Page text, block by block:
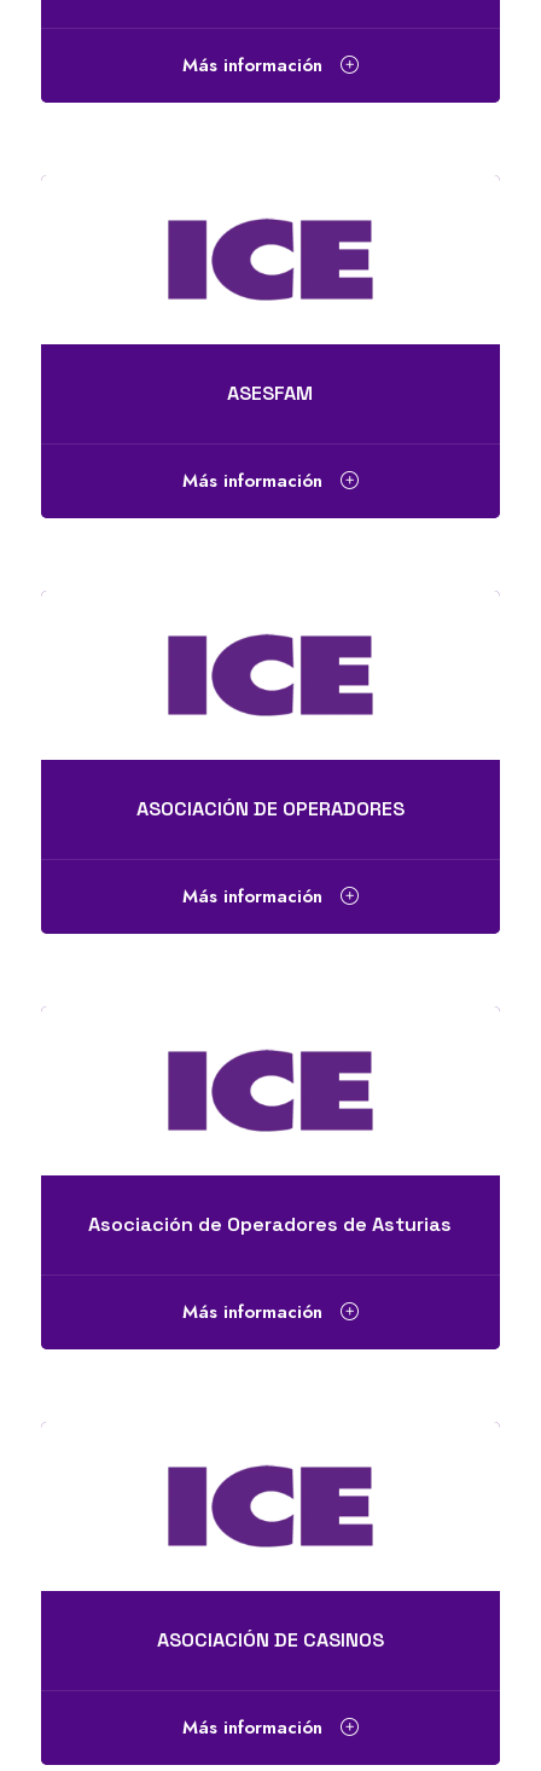
Más información
ASESFAM
Más información
ASOCIACIÓN DE OPERADORES
Más información
Asociación de Operadores de Asturias
Más información
ASOCIACIÓN DE CASINOS
Más información